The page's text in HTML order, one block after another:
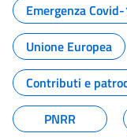
Emergenza
Unione Europea
Contributi e
PNRR